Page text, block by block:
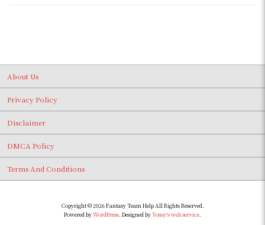
About Us
Privacy Policy
Disclaimer
DMCA Policy
Terms And Conditions
Copyright © 2026 Fantasy Team Help All Rights Reserved.
Powered byWordPress. Designed by Yossy's web service.